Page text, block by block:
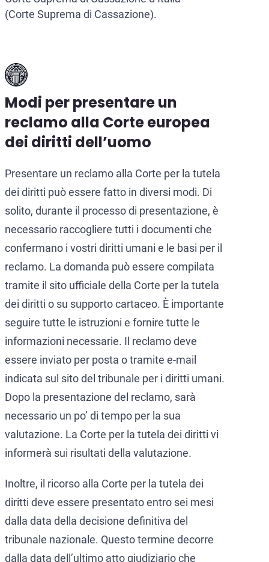
(Corte Suprema di Cassazione).
Modi per presentare un
reclamo alla Corte europea
dei diritti dell’uomo
Presentare un reclamo alla Corte per la tutela
dei diritti può essere fatto in diversi modi. Di
solito, durante il processo di presentazione, è
necessario raccogliere tutti i documenti che
confermano i vostri diritti umani e le basi per il
reclamo. La domanda può essere compilata
tramite il sito ufficiale della Corte per la tutela
dei diritti o su supporto cartaceo. È importante
seguire tutte le istruzioni e fornire tutte le
informazioni necessarie. Il reclamo deve
essere inviato per posta o tramite e-mail
indicata sul sito del tribunale per i diritti umani.
Dopo la presentazione del reclamo, sarà
necessario un po’ di tempo per la sua
valutazione. La Corte per la tutela dei diritti vi
informerà sui risultati della valutazione.
Inoltre, il ricorso alla Corte per la tutela dei
diritti deve essere presentato entro sei mesi
dalla data della decisione definitiva del
tribunale nazionale. Questo termine decorre
dalla data dell’ultimo atto giudiziario che